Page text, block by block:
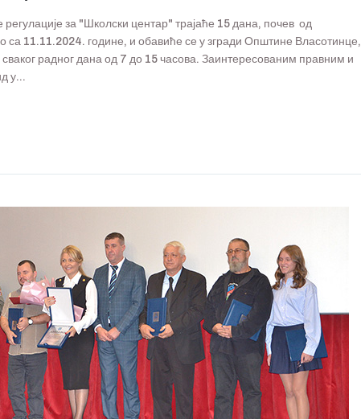
за "Школски центар" трајаће 15 дана, почев од
са 11.11.2024. године, и обавиће се у згради Општине Власотинце,
радног дана од 7 до 15 часова. Заинтересованим правним и
у...